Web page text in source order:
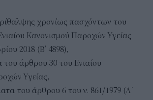
χρονίως πασχόντων του
Κανονισμού Παροχών Υγείας
2018 (Β’ 4898),
του άρθρου 30 του Ενιαίου
Υγείας,
του άρθρου 6 του ν. 861/1979 (Α΄